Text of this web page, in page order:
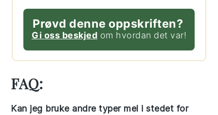
Prøvd denne oppskriften?
Gi oss beskjed om hvordan det var!
FAQ:
Kan jeg bruke andre typer mel i stedet for